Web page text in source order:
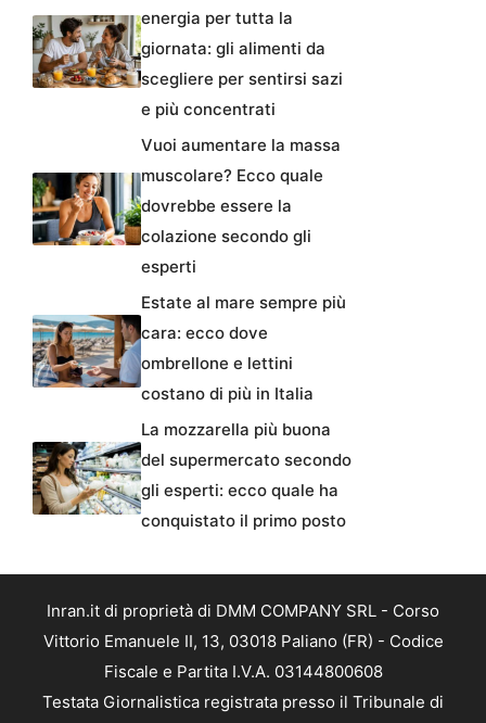
energia per tutta la
giornata: gli alimenti da
scegliere per sentirsi sazi
e più concentrati
Vuoi aumentare la massa
muscolare? Ecco quale
dovrebbe essere la
colazione secondo gli
esperti
Estate al mare sempre più
cara: ecco dove
ombrellone e lettini
costano di più in Italia
La mozzarella più buona
del supermercato secondo
gli esperti: ecco quale ha
conquistato il primo posto
Inran.it di proprietà di DMM COMPANY SRL - Corso
Vittorio Emanuele II, 13, 03018 Paliano (FR) - Codice
Fiscale e Partita I.V.A. 03144800608
Testata Giornalistica registrata presso il Tribunale di